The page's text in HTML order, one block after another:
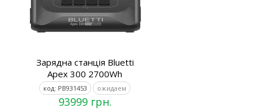
Зарядна станція Bluetti
Apex 300 2700Wh
код: PB931453 ожидаем
93999 грн.